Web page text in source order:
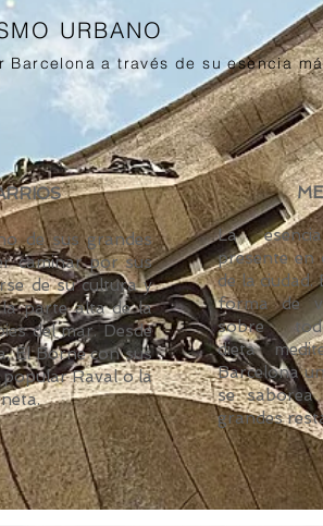
URBANO
a través de su esencia
de sus grandes
caminar por sus
de su cultura y
la parte alta de la
del mar. Desde
El Borne con sus
Raval o la
La
presente en
de la ciudad.
forma de
sobre
dieta
Barcelona
se
grandes